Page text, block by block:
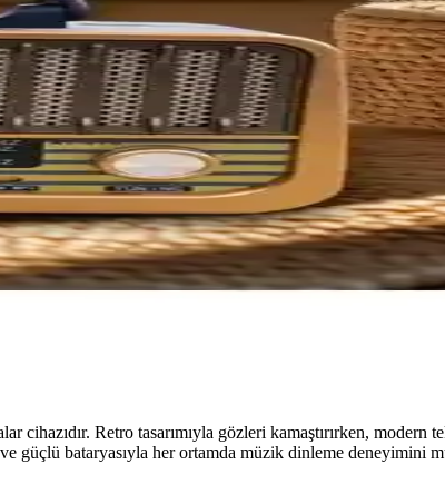
Retro tasarımıyla gözleri kamaştırırken, modern
güçlü bataryasıyla her ortamda müzik dinleme deneyimini